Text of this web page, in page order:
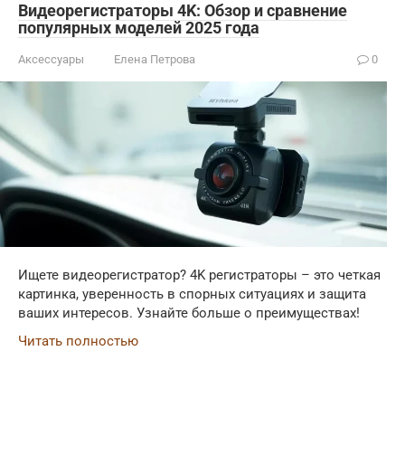
Видеорегистраторы 4K: Обзор и сравнение
популярных моделей 2025 года
Аксессуары Елена Петрова 0
Ищете видеорегистратор? 4K регистраторы – это четкая
картинка, уверенность в спорных ситуациях и защита
ваших интересов. Узнайте больше о преимуществах!
Читать полностью